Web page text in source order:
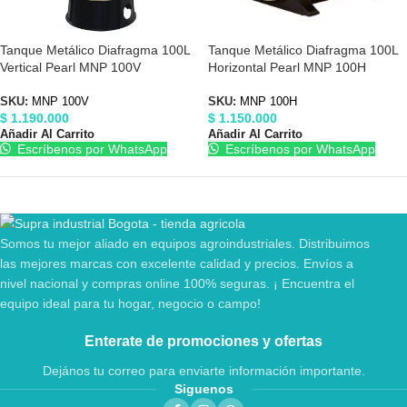
Tanque Metálico Diafragma 100L
Vertical Pearl MNP 100V
SKU: MNP 100V
$ 1.190.000
Añadir Al Carrito
Escríbenos por WhatsApp
Tanque Metálico Diafragma 100L
Horizontal Pearl MNP 100H
SKU: MNP 100H
$ 1.150.000
Añadir Al Carrito
Escríbenos por WhatsApp
Somos tu mejor aliado en equipos agroindustriales. Distribuimos
las mejores marcas con excelente calidad y precios. Envíos a
nivel nacional y compras online 100% seguras. ¡ Encuentra el
equipo ideal para tu hogar, negocio o campo!
Enterate de promociones y ofertas
Dejános tu correo para enviarte información importante.
Siguenos